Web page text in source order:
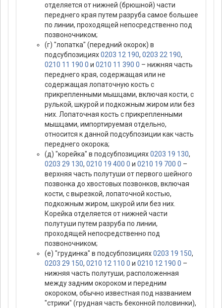
отделяется от нижней (брюшной) части
переднего края путем разруба самое большее
по линии, проходящей непосредственно под
позвоночником;
(г) "лопатка" (передний окорок) в
подсубпозициях0203 12 190, 0203 22 190,
0210 11 190 0 и 0210 11 390 0 – нижняя часть
переднего края, содержащая или не
содержащая лопаточную кость с
прикрепленными мышцами, включая кости, с
рулькой, шкурой и подкожным жиром или без
них. Лопаточная кость с прикрепленными
мышцами, импортируемая отдельно,
относится к данной подсубпозиции как часть
переднего окорока;
(д) "корейка" в подсубпозициях0203 19 130,
0203 29 130, 0210 19 400 0 и 0210 19 700 0 –
верхняя часть полутуши от первого шейного
позвонка до хвостовых позвонков, включая
кости, с вырезкой, лопаточной костью,
подкожным жиром, шкурой или без них.
Корейка отделяется от нижней части
полутуши путем разруба по линии,
проходящей непосредственно под
позвоночником;
(е) "грудинка" в подсубпозициях0203 19 150,
0203 29 150, 0210 12 110 0 и 0210 12 190 0 –
нижняя часть полутуши, расположенная
между задним окороком и передним
окороком, обычно известная под названием
"стрики" (грудная часть беконной половинки),